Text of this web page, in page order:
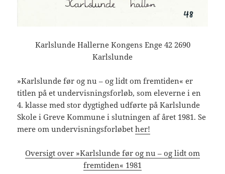
Karlslunde Hallerne Kongens Enge 42 2690
Karlslunde
»Karlslunde før og nu – og lidt om fremtiden« er
titlen på et undervisningsforløb, som eleverne i en
4. klasse med stor dygtighed udførte på Karlslunde
Skole i Greve Kommune i slutningen af året 1981. Se
mere om undervisningsforløbether!
Oversigt over »Karlslunde før og nu – og lidt om
fremtiden« 1981